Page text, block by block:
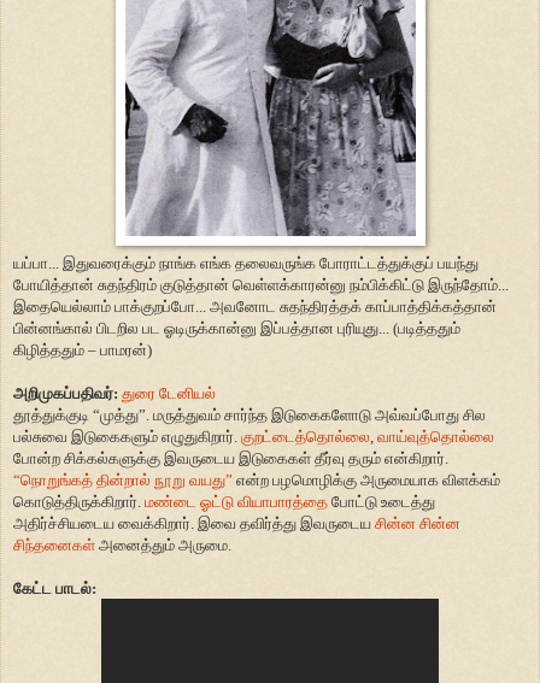
யப்பா... இதுவரைக்கும் நாங்க எங்க தலைவருங்க போராட்டத்துக்குப் பயந்து
போயித்தான் சுதந்திரம் குடுத்தான் வெள்ளக்காரன்னு நம்பிக்கிட்டு இருந்தோம்...
இதையெல்லாம் பாக்குறப்போ... அவனோட சுதந்திரத்தக் காப்பாத்திக்கத்தான்
பின்னங்கால் பிடறில பட ஓடிருக்கான்னு இப்பத்தான புரியுது... (படித்ததும்
கிழித்ததும் – பாமரன்)
அறிமுகப்பதிவர்: துரை டேனியல்
தூத்துக்குடி “முத்து”. மருத்துவம் சார்ந்த இடுகைகளோடு அவ்வப்போது சில
பல்சுவை இடுகைகளும் எழுதுகிறார். குறட்டைத்தொல்லை வாய்வுத்தொல்லை
போன்ற சிக்கல்களுக்கு இவருடைய இடுகைகள் தீர்வு தரும் என்கிறார்.
“நொறுங்கத் தின்றால் நூறு வயது” என்ற பழமொழிக்கு அருமையாக விளக்கம்
கொடுத்திருக்கிறார். மண்டை ஓட்டு வியாபாரத்தை போட்டு உடைத்து
அதிர்ச்சியடைய வைக்கிறார். இவை தவிர்த்து இவருடைய சின்ன சின்ன
சிந்தனைகள் அனைத்தும் அருமை.
கேட்ட பாடல்: